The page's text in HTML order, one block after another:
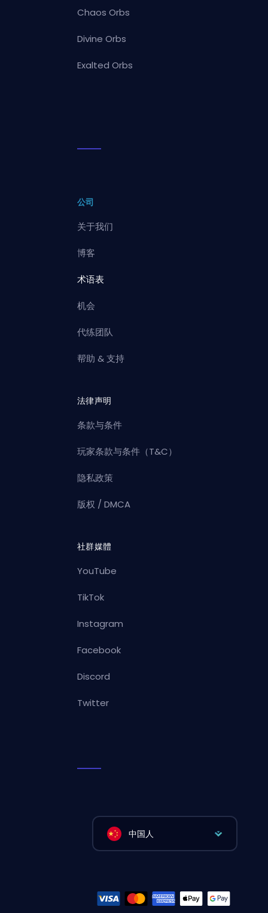
Chaos Orbs
Divine Orbs
Exalted Orbs
公司
关于我们
博客
术语表
机会
代练团队
帮助 & 支持
法律声明
条款与条件
玩家条款与条件（T&C）
隐私政策
版权 / DMCA
社群媒體
YouTube
TikTok
Instagram
Facebook
Discord
Twitter
中国人